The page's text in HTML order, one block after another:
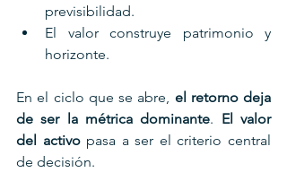
previsibilidad.
El valor construye patrimonio y
horizonte.
En el ciclo que se abre, el retorno deja
de ser la métrica dominante. El valor
del activo pasa a ser el criterio central
de decisión.